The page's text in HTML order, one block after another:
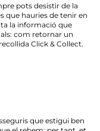
pots desistir de la
que hauries de tenir en
la informació que
com retornar un
Click & Collect.
que estigui ben